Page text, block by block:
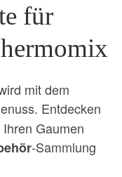
für
mit dem
Entdecken
Gaumen
-Sammlung